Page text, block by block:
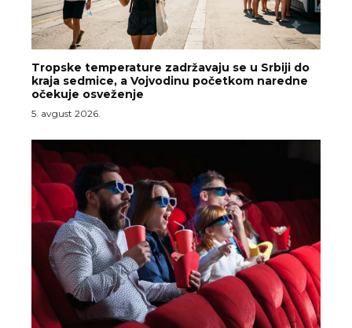
Tropske temperature zadržavaju se u Srbiji do
kraja sedmice, a Vojvodinu početkom naredne
očekuje osveženje
5. avgust 2026.